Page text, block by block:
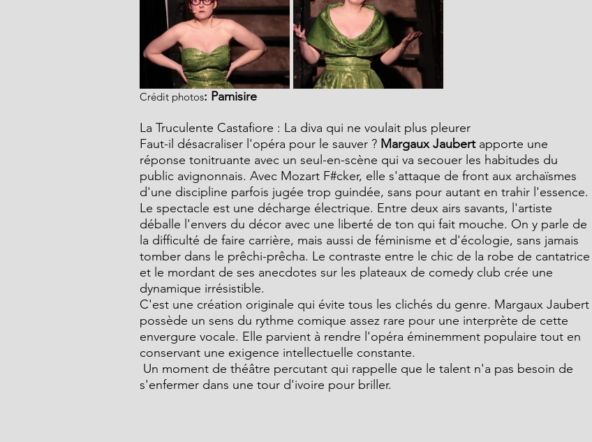
Crédit photos: Pamisire
La Truculente Castafiore : La diva qui ne voulait plus pleurer
Faut-il désacraliser l'opéra pour le sauver ? Margaux Jaubert apporte une
réponse tonitruante avec un seul-en-scène qui va secouer les habitudes du
public avignonnais. Avec Mozart F#cker, elle s'attaque de front aux archaïsmes
d'une discipline parfois jugée trop guindée, sans pour autant en trahir l'essence.
Le spectacle est une décharge électrique. Entre deux airs savants, l'artiste
déballe l'envers du décor avec une liberté de ton qui fait mouche. On y parle de
la difficulté de faire carrière, mais aussi de féminisme et d'écologie, sans jamais
tomber dans le prêchi-prêcha. Le contraste entre le chic de la robe de cantatrice
et le mordant de ses anecdotes sur les plateaux de comedy club crée une
dynamique irrésistible.
C'est une création originale qui évite tous les clichés du genre. Margaux Jaubert
possède un sens du rythme comique assez rare pour une interprète de cette
envergure vocale. Elle parvient à rendre l'opéra éminemment populaire tout en
conservant une exigence intellectuelle constante.
s'enfermer dans une tour d'ivoire pour briller.